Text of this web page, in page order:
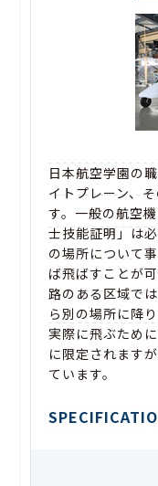
日本航空学園の
イトプレーン、
す。一般の航空
士技能証明」は
の場所について
ば飛ばすことが
路のある区域で
ら別の場所に降
実際に飛ぶため
に限定されます
ています。